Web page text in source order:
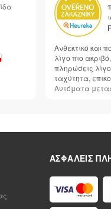
Ανθεκτικό και
λίγο πιο
πληρώσεις
ταχύτητα,
Αυτόματα
ΑΣΦΑΛΕΊΣ